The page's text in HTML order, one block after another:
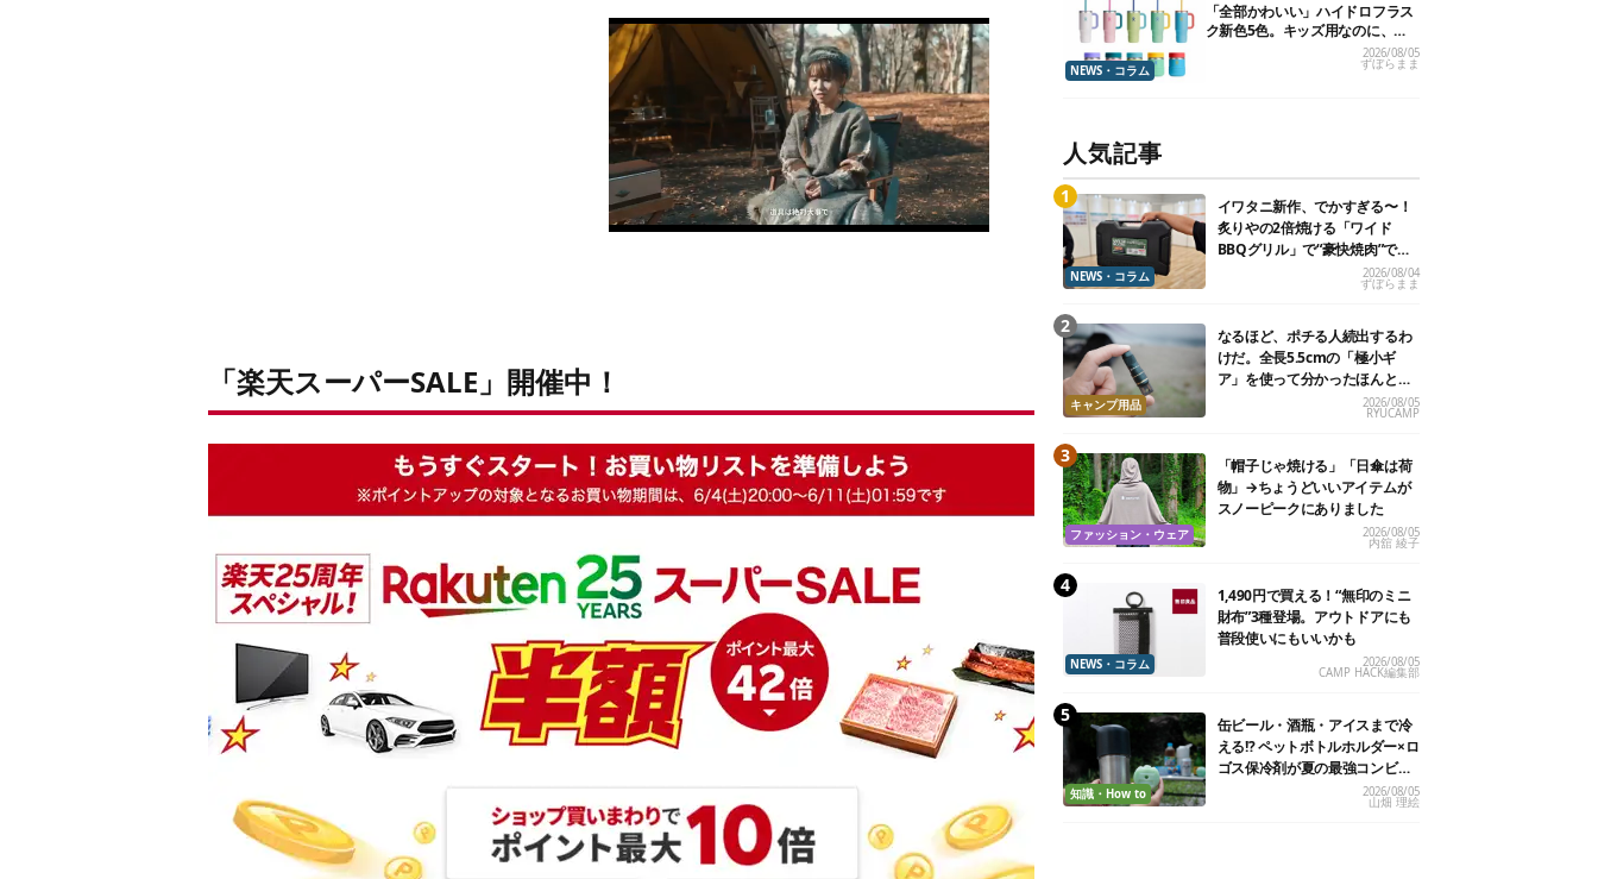
「楽天スーパーSALE」開催中！
NEWS・コラム
「全部かわいい」ハイドロフラス
ク新色5色。キッズ用なのに、大
2026/08/05
ずぼらまま
人気記事
NEWS・コラム
イワタニ新作、でかすぎる〜！
炙りやの2倍焼ける「ワイド
BBQグリル」で“豪快焼肉”でき
2026/08/04
ずぼらまま
キャンプ用品
なるほど、ポチる人続出するわ
けだ。全長5.5cmの「極小ギ
ア」を使って分かったほんとの
2026/08/05
RYUCAMP
ファッション・ウェア
「帽子じゃ焼ける」「日傘は荷
物」→ちょうどいいアイテムが
スノーピークにありました
2026/08/05
内舘 綾子
NEWS・コラム
1,490円で買える！“無印のミニ
財布”3種登場。アウトドアにも
普段使いにもいいかも
2026/08/05
CAMP HACK編集部
知識・How to
缶ビール・酒瓶・アイスまで冷
える!? ペットボトルホルダー×ロ
ゴス保冷剤が夏の最強コンビだ
2026/08/05
山畑 理絵